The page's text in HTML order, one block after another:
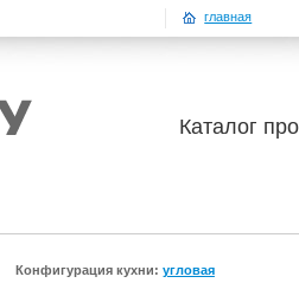
Каталог
главная
Конфигурация кухни: угловая